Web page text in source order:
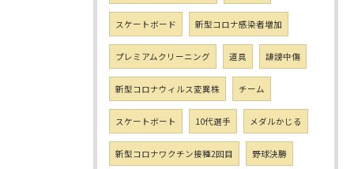
スケートボード 新型コロナ感染者増加
プレミアムクリーニング 道具 誹謗中傷
新型コロナウィルス変異株 チーム
スケートボート 10代選手 メダルかじる
新型コロナワクチン接種2回目 野球決勝